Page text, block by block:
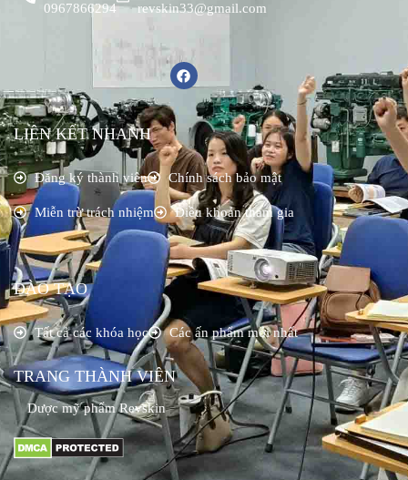
0967866294 revskin33@gmail.com
LIÊN KẾT NHANH
Đăng ký thành viên Chính sách bảo mật
Miễn trừ trách nhiệm Điều khoản tham gia
ĐÀO TẠO
Tất cả các khóa học Các ấn phẩm mới nhất
TRANG THÀNH VIÊN
Dược mỹ phẩm Revskin